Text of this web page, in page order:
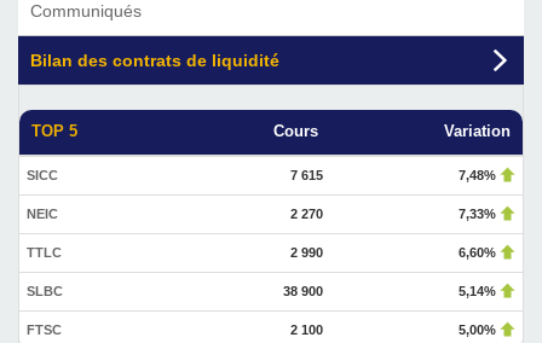
Communiqués
Bilan des contrats de liquidité
TOP 5 Cours Variation
SICC 7 615 7,48%
NEIC 2 270 7,33%
TTLC 2 990 6,60%
SLBC 38 900 5,14%
FTSC 2 100 5,00%